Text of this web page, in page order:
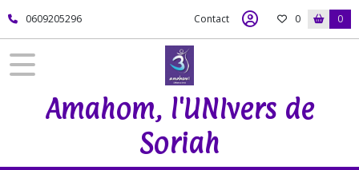
0609205296 Contact 0 0
Amahom, l'UNIvers de
Soriah
Fermer
FILTRES